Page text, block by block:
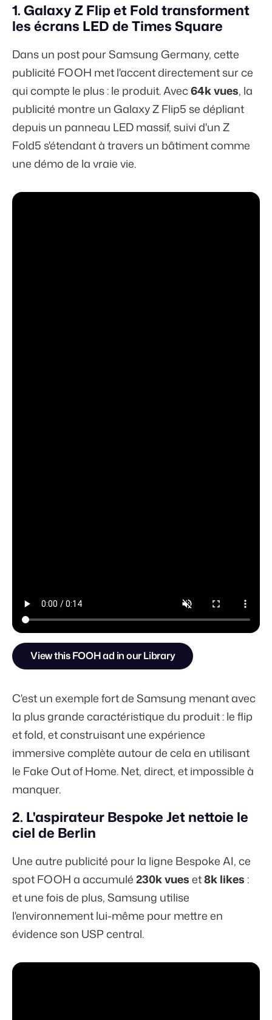
1. Galaxy Z Flip et Fold transforment
les écrans LED de Times Square
Dans un post pour Samsung Germany, cette
publicité FOOH met l'accent directement sur ce
qui compte le plus : le produit. Avec64k vues, la
publicité montre un Galaxy Z Flip5 se dépliant
depuis un panneau LED massif, suivi d'un Z
Fold5 s'étendant à travers un bâtiment comme
une démo de la vraie vie.
View this FOOH ad in our Library
C'est un exemple fort de Samsung menant avec
la plus grande caractéristique du produit : le flip
et fold, et construisant une expérience
immersive complète autour de cela en utilisant
le Fake Out of Home. Net, direct, et impossible à
manquer.
2. L'aspirateur Bespoke Jet nettoie le
ciel de Berlin
Une autre publicité pour la ligne Bespoke AI, ce
spot FOOH a accumulé230k vueset8k likes :
et une fois de plus, Samsung utilise
l'environnement lui-même pour mettre en
évidence son USP central.